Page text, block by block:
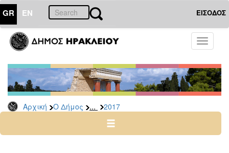
GR EN ΕΙΣΟΔΟΣ
Toggle
Αρχική Ο Δήμος ... 2017
ΔΗΜΟΣ
Δελτία
Τύπου
Αρχείο
2026
2024